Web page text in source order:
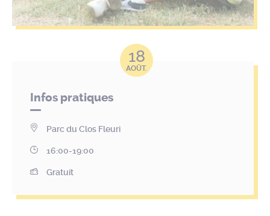
18
AOÛT.
Infos pratiques
Parc du Clos Fleuri
16:00-19:00
Gratuit